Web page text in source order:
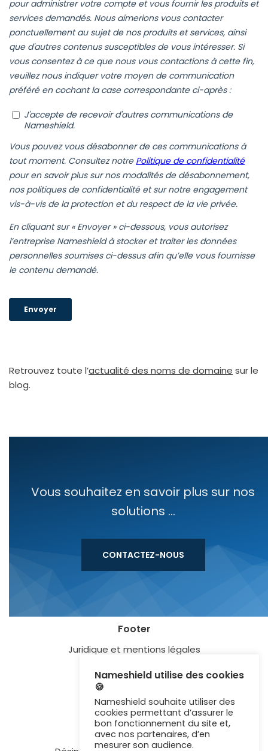
Retrouvez toute l’actua­li­té des noms de domaine sur le
blog.
Vous souhaitez en savoir plus sur nos
solutions ...
CONTACTEZ-NOUS
Footer
Juridique et mentions légales
Blog
Certification ISO 27001
Newsletter
Nameshield utilise des cookies
🍪
Nameshield souhaite utiliser des
cookies permettant d’assurer le
bon fonctionnement du site et,
avec nos partenaires, d’en
mesurer son audience.